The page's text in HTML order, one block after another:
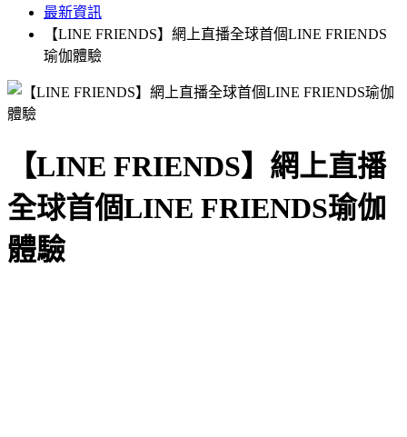
最新資訊
【LINE FRIENDS】網上直播全球首個LINE FRIENDS
瑜伽體驗
【LINE FRIENDS】網上直播
全球首個LINE FRIENDS瑜伽
體驗